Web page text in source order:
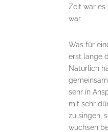
Zeit war es
war.
Was für
erst lange
Natürlich
sehr in
mit sehr
zu singen,
wuchsen